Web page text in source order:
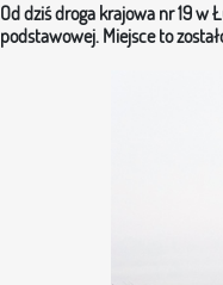
Od dziś droga krajowa nr 19 w
podstawowej. Miejsce to